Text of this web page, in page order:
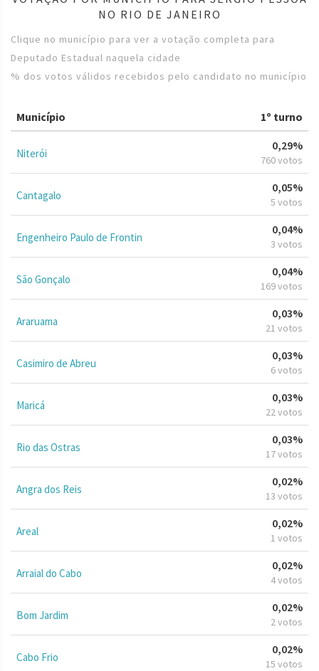
NO RIO DE JANEIRO
Clique no município para ver a votação completa para
Deputado Estadual naquela cidade
% dos votos válidos recebidos pelo candidato no município
Município 1º turno
Niterói
0,29%
760 votos
Cantagalo
0,05%
5 votos
Engenheiro Paulo de Frontin
0,04%
3 votos
São Gonçalo
0,04%
169 votos
Araruama
0,03%
21 votos
Casimiro de Abreu
0,03%
6 votos
Maricá
0,03%
22 votos
Rio das Ostras
0,03%
17 votos
Angra dos Reis
0,02%
13 votos
Areal
0,02%
1 votos
Arraial do Cabo
0,02%
4 votos
Bom Jardim
0,02%
2 votos
Cabo Frio
0,02%
15 votos